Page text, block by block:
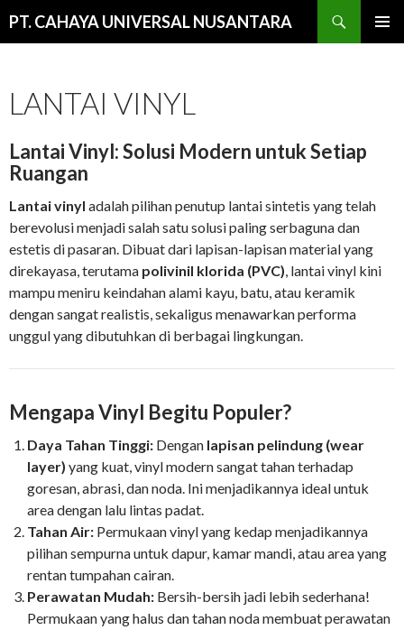
PT. CAHAYA UNIVERSAL NUSANTARA
LANTAI VINYL
Lantai Vinyl: Solusi Modern untuk Setiap
Ruangan
Lantai vinyl adalah pilihan penutup lantai sintetis yang telah
berevolusi menjadi salah satu solusi paling serbaguna dan
estetis di pasaran. Dibuat dari lapisan-lapisan material yang
direkayasa, terutama polivinil klorida (PVC), lantai vinyl kini
mampu meniru keindahan alami kayu, batu, atau keramik
dengan sangat realistis, sekaligus menawarkan performa
unggul yang dibutuhkan di berbagai lingkungan.
Mengapa Vinyl Begitu Populer?
Daya Tahan Tinggi: Dengan lapisan pelindung (wear
layer) yang kuat, vinyl modern sangat tahan terhadap
goresan, abrasi, dan noda. Ini menjadikannya ideal untuk
area dengan lalu lintas padat.
Tahan Air: Permukaan vinyl yang kedap menjadikannya
pilihan sempurna untuk dapur, kamar mandi, atau area yang
rentan tumpahan cairan.
Perawatan Mudah: Bersih-bersih jadi lebih sederhana!
Permukaan yang halus dan tahan noda membuat perawatan